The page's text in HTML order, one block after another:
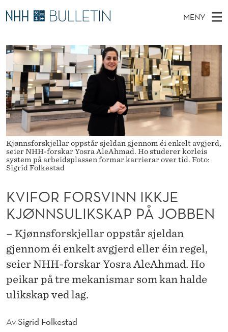
K
V
O
R
F
O
R
V
N
N
K
MENY
O
V
E
D
M
E
N
Y
Ø
K
E
T
T
S
T
E
D
E
T
Stipendiater og nye forskerprofiler
Disputaser
Ekspertutvalg
Om Bulletin
Kjønnsforskjellar oppstår sjeldan gjennom éi enkelt avgjerd,
seier NHH-forskar Yosra AleAhmad. Ho studerer korleis
system på arbeidsplassen formar karrierar over tid. Foto:
Sigrid Folkestad
AvSigrid Folkestad
KVIFOR FORSVINN IKKJE
KJØNNSULIKSKAP PÅ JOBBEN
– Kjønnsforskjellar oppstår sjeldan
gjennom éi enkelt avgjerd eller éin regel,
seier NHH-forskar Yosra AleAhmad. Ho
peikar på tre mekanismar som kan halde
ulikskap ved lag.